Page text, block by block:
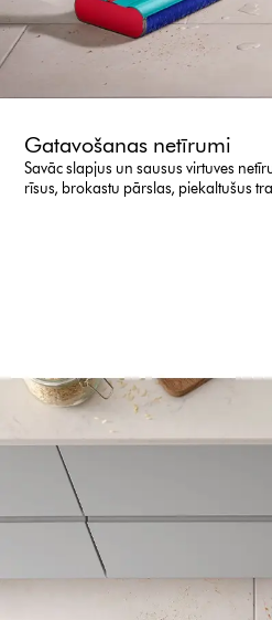
Gatavošanas netīrumi
Savāc slapjus un sausus virtuves
rīsus, brokastu pārslas, piekaltušus